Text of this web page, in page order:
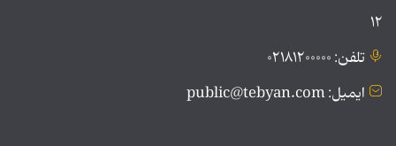
۱۲
تلفن: ۰۲۱۸۱۲۰۰۰۰۰
ایمیل: public@tebyan.com